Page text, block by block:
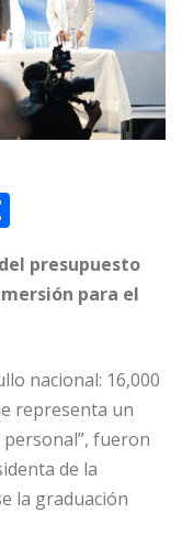
o
m
p
ti
r
presupuesto
para el
nacional: 16,000
representa un
fueron
de la
la graduación